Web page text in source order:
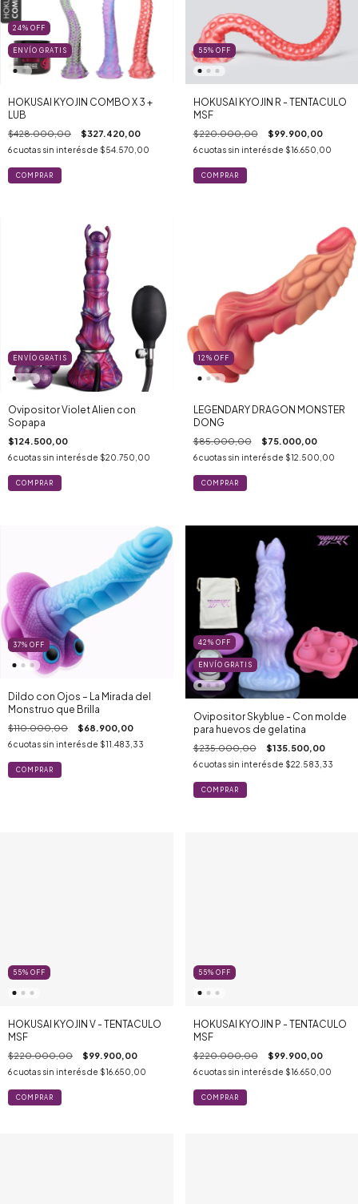
24% OFF
ENVÍO GRATIS
HOKUSAI KYOJIN COMBO X 3 +
LUB
$428.000,00 $327.420,00
6cuotas sin interés de $54.570,00
55% OFF
HOKUSAI KYOJIN R - TENTACULO
MSF
$220.000,00 $99.900,00
6 cuotas sin interés de $16.650,00
COMPRAR
ENVÍO GRATIS
Ovipositor Violet Alien con
Sopapa
$124.500,00
6cuotas sin interés de $20.750,00
12 % OFF
LEGENDARY DRAGON MONSTER
DONG
$85.000,00 $75.000,00
6 cuotas sin interés de $12.500,00
37% OFF
Dildo con Ojos – La Mirada del
Monstruo que Brilla
$110.000,00 $68.900,00
6cuotas sin interés de $11.483,33
42 % OFF
ENVÍO GRATIS
Ovipositor Skyblue - Con molde
para huevos de gelatina
$235.000,00 $135.500,00
6 cuotas sin interés de $22.583,33
55% OFF
HOKUSAI KYOJIN V - TENTACULO
MSF
$220.000,00 $99.900,00
6cuotas sin interés de $16.650,00
COMPRAR
55% OFF
HOKUSAI KYOJIN P - TENTACULO
MSF
$220.000,00 $99.900,00
6 cuotas sin interés de $16.650,00
COMPRAR